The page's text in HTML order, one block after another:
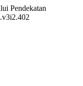
Pendekatan